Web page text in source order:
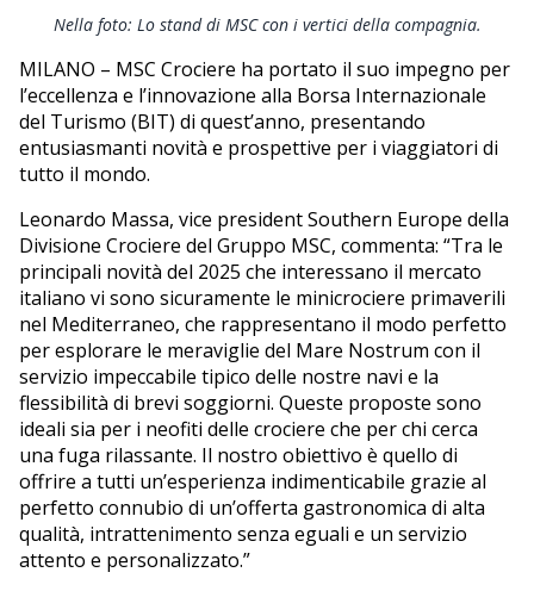
Nella foto: Lo stand di MSC con i vertici della compagnia.
MILANO – MSC Crociere ha portato il suo impegno per
l’eccellenza e l’innovazione alla Borsa Internazionale
del Turismo (BIT) di quest’anno, presentando
entusiasmanti novità e prospettive per i viaggiatori di
tutto il mondo.
Leonardo Massa, vice president Southern Europe della
Divisione Crociere del Gruppo MSC, commenta: “Tra le
principali novità del 2025 che interessano il mercato
italiano vi sono sicuramente le minicrociere primaverili
nel Mediterraneo, che rappresentano il modo perfetto
per esplorare le meraviglie del Mare Nostrum con il
servizio impeccabile tipico delle nostre navi e la
flessibilità di brevi soggiorni. Queste proposte sono
ideali sia per i neofiti delle crociere che per chi cerca
una fuga rilassante. Il nostro obiettivo è quello di
offrire a tutti un’esperienza indimenticabile grazie al
perfetto connubio di un’offerta gastronomica di alta
qualità, intrattenimento senza eguali e un servizio
attento e personalizzato.”